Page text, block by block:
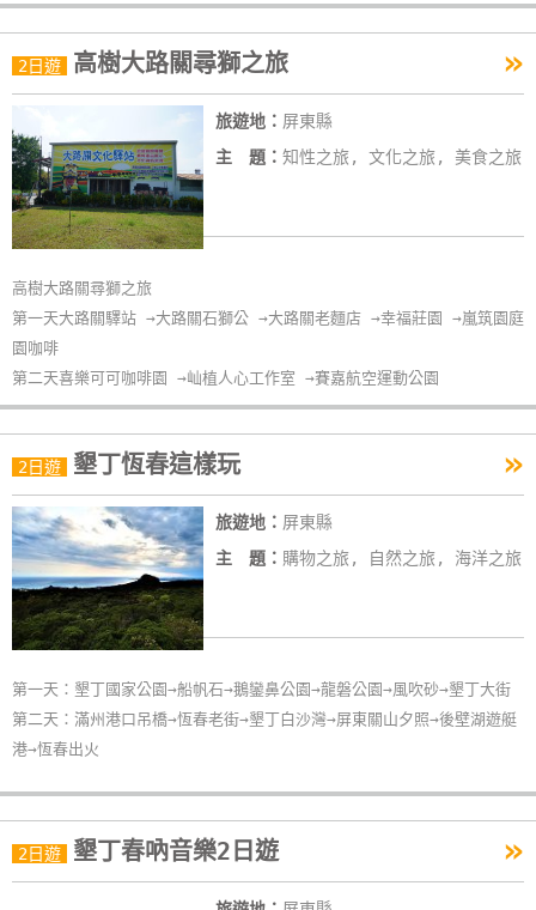
2日遊 高樹大路關尋獅之旅 »
旅遊地： 屏東縣
主 題： 知性之旅, 文化之旅, 美食之旅
高樹大路關尋獅之旅
第一天大路關驛站 →大路關石獅公 →大路關老麵店 →幸福莊園 →嵐筑園庭
園咖啡
第二天喜樂可可咖啡園 →屾植人心工作室 →賽嘉航空運動公園
2日遊 墾丁恆春這樣玩 »
旅遊地： 屏東縣
主 題： 購物之旅, 自然之旅, 海洋之旅
第一天：墾丁國家公園→船帆石→鵝鑾鼻公園→龍磐公園→風吹砂→墾丁大街
第二天：滿州港口吊橋→恆春老街→墾丁白沙灣→屏東關山夕照→後壁湖遊艇
港→恆春出火
2日遊 墾丁春吶音樂2日遊 »